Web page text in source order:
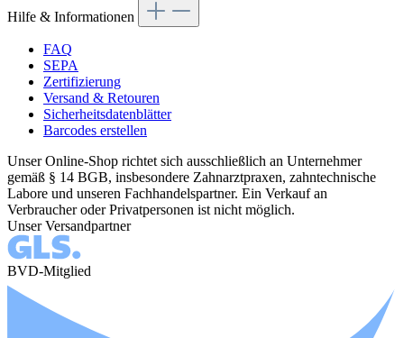
Hilfe & Informationen
FAQ
SEPA
Zertifizierung
Versand & Retouren
Sicherheitsdatenblätter
Barcodes erstellen
Unser Online-Shop richtet sich ausschließlich an Unternehmer
gemäß § 14 BGB, insbesondere Zahnarztpraxen, zahntechnische
Labore und unseren Fachhandelspartner. Ein Verkauf an
Verbraucher oder Privatpersonen ist nicht möglich.
Unser Versandpartner
BVD-Mitglied